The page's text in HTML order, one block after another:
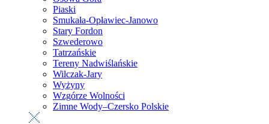
Piaski
Smukała-Opławiec-Janowo
Stary Fordon
Szwederowo
Tatrzańskie
Tereny Nadwiślańskie
Wilczak-Jary
Wyżyny
Wzgórze Wolności
Zimne Wody–Czersko Polskie